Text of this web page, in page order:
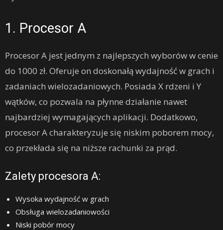
1. Procesor A
Procesor A jest jednym z najlepszych wyborów w cenie
do 1000 zł. Oferuje on doskonałą wydajność w grach i
zadaniach wielozadaniowych. Posiada X rdzeni i Y
wątków, co pozwala na płynne działanie nawet
najbardziej wymagających aplikacji. Dodatkowo,
procesor A charakteryzuje się niskim poborem mocy,
co przekłada się na niższe rachunki za prąd.
Zalety procesora A:
Wysoka wydajność w grach
Obsługa wielozadaniowości
Niski pobór mocy